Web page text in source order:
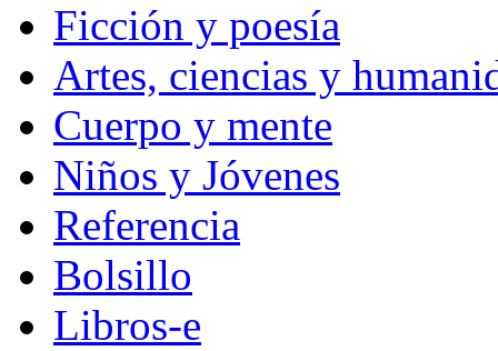
Ficción y poesía
Artes, ciencias y
Cuerpo y mente
Niños y Jóvenes
Referencia
Bolsillo
Libros-e